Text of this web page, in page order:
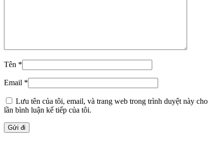
Tên *
Email *
Lưu tên của tôi, email, và trang web trong trình duyệt này cho
lần bình luận kế tiếp của tôi.